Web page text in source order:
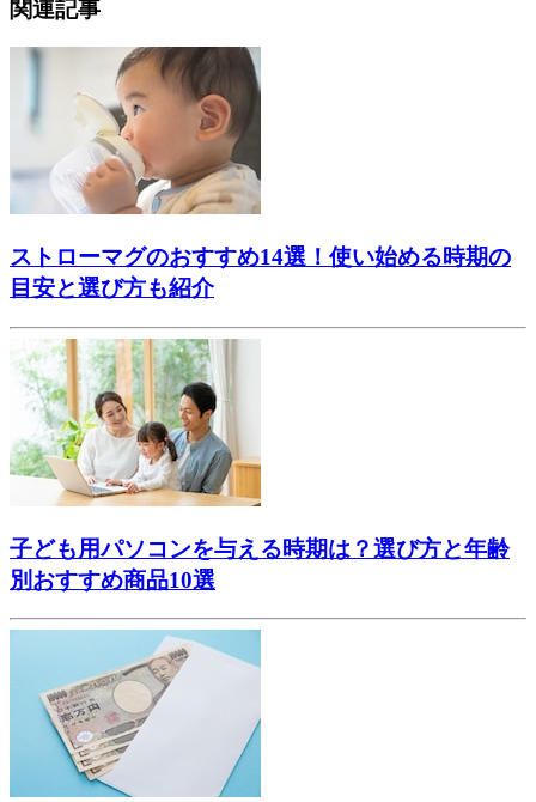
関連記事
ストローマグのおすすめ14選！使い始める時期の
目安と選び方も紹介
子ども用パソコンを与える時期は？選び方と年齢
別おすすめ商品10選